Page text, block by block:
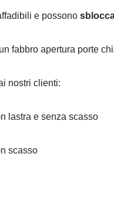
e possono
fabbro apertura porte
nostri clienti:
lastra e senza scasso
scasso